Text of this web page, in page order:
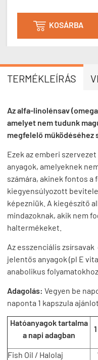
 KOSÁRBA
TERMÉKLEÍRÁS
Az alfa-linolénsav
amelyet nem tudunk
megfelelő működéséhez
Ezek az emberi
anyagok, amelyeknek
számára, akinek fontos
kiegyensúlyozott
képezniük. A kiegészítő
mindazoknak, akik nem
haltermékeket.
Az esszenciális
jelentős anyagok (pl E
anabolikus folyamatokhoz.
Adagolás: Vegyen be
naponta 1 kapszula
Hatóanyagok tartalma
a napi adagban
Fish Oil / Halolaj